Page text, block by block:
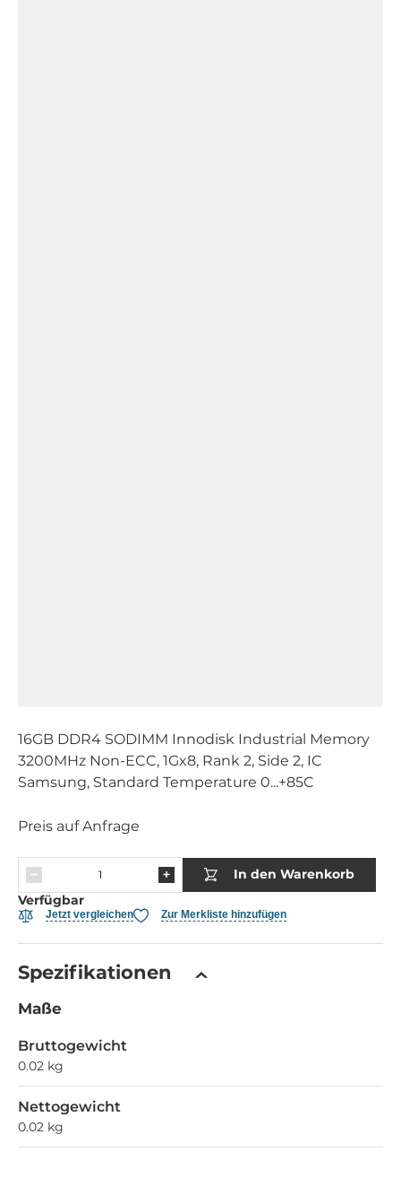
16GB DDR4 SODIMM Innodisk Industrial Memory
3200MHz Non-ECC, 1Gx8, Rank 2, Side 2, IC
Samsung, Standard Temperature 0...+85C
Preis auf Anfrage
In den Warenkorb
Verfügbar
Jetzt vergleichen Zur Merkliste hinzufügen
Spezifikationen
Maße
Bruttogewicht
0.02 kg
Nettogewicht
0.02 kg